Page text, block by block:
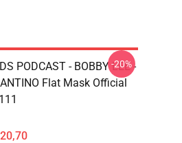
PODCAST - BOBBY LEE -
Flat Mask Official
-20%